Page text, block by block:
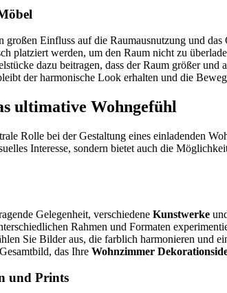
großen Einfluss auf die Raumausnutzung und das
platziert werden, um den Raum nicht zu
dazu beitragen, dass der Raum größer und
der harmonische Look erhalten und die
ultimative Wohngefühl
Rolle bei der Gestaltung eines einladenden
Interesse, sondern bietet auch die
Gelegenheit, verschiedene Kunstwerke
Rahmen und Formaten
Sie Bilder aus, die farblich harmonieren und
das Ihre Wohnzimmer
und Prints